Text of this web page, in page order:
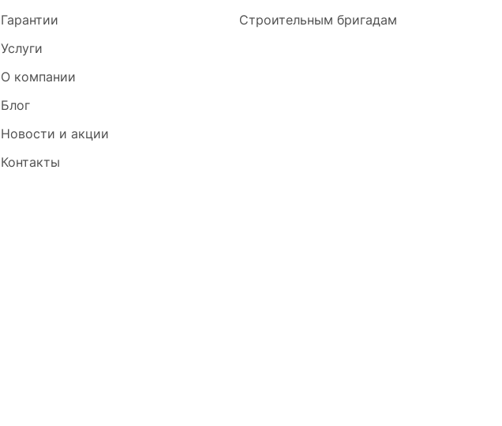
Гарантии
Услуги
О компании
Блог
Новости и акции
Контакты
Строительным бригадам